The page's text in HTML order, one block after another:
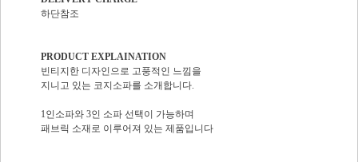
하단참조
PRODUCT EXPLAINATION
빈티지한 디자인으로 고풍적인 느낌을
지니고 있는 코지소파를 소개합니다.
1인소파와 3인 소파 선택이 가능하며
패브릭 소재로 이루어져 있는 제품입니다